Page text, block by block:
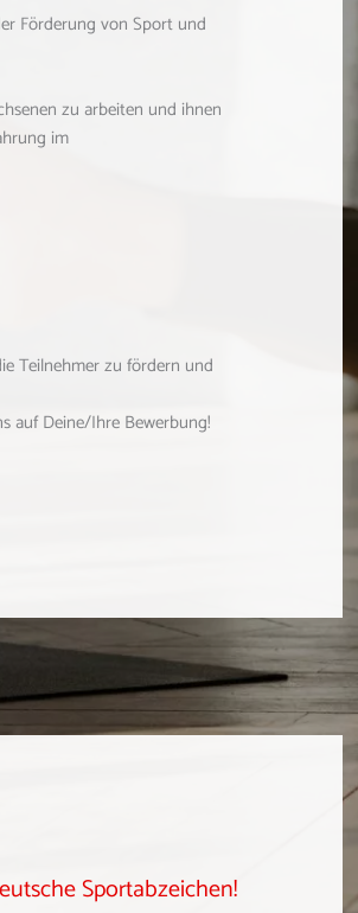
Förderung von Sport und
zu arbeiten und ihnen
im
Teilnehmer zu fördern und
auf Deine/Ihre Bewerbung!
Sportabzeichen!